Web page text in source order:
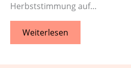
Herbststimmung auf…
Weiterlesen